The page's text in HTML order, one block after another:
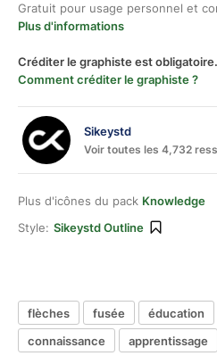
Gratuit pour usage personnel et
Plus d'informations
Créditer le graphiste est obligatoire.
Comment créditer le graphiste ?
Sikeystd
Voir toutes les 4,732
Plus d'icônes du pack Knowledge
Style: Sikeystd Outline
flèches fusée éducation
connaissance
apprentissage